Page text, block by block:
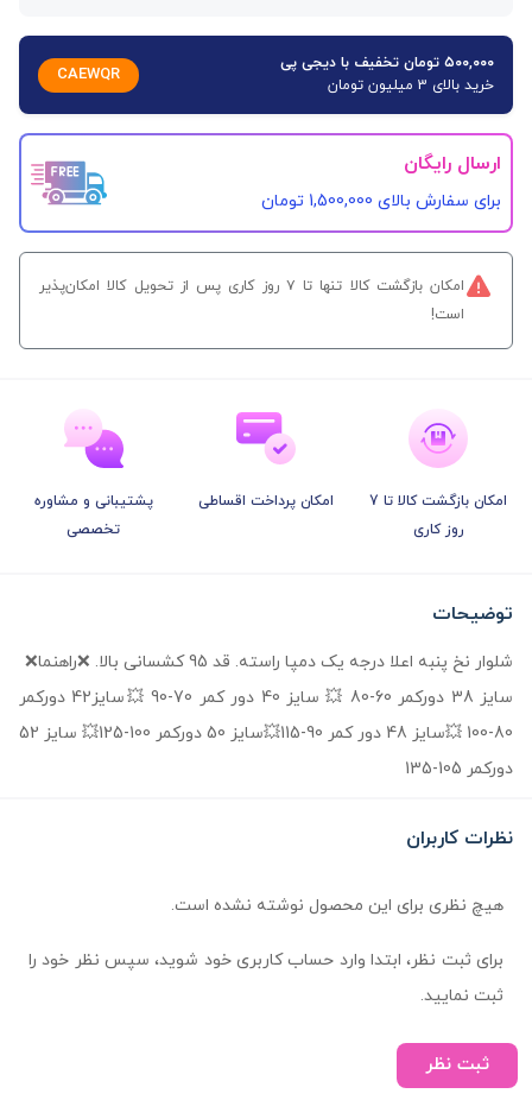
۵۰۰,۰۰۰ تومان تخفیف با دیجی پی
خرید بالای 3 میلیون تومان
CAEWQR
ارسال رایگان
برای سفارش‌ بالای 1,500,000 تومان
امکان بازگشت کالا تنها تا ۷ روز کاری پس از تحویل کالا امکان‌پذیر
است!
امکان بازگشت کالا تا 7
روز کاری
امکان پرداخت اقساطی
پشتیبانی و مشاوره
تخصصی
توضیحات
شلوار نخ پنبه اعلا درجه یک دمپا راسته. قد 95 کشسانی بالا. ❌راهنما❌
سایز 38 دورکمر 60-80 💥 سایز 40 دور کمر 70-90 💥سایز42 دورکمر
80-100 💥سایز 48 دور کمر 90-115💥سایز 50 دورکمر 100-125💥 سایز 52
دورکمر 105-135
نظرات کاربران
هیچ نظری برای این محصول نوشته نشده است.
برای ثبت نظر، ابتدا وارد حساب کاربری خود شوید، سپس نظر خود را
ثبت نمایید.
ثبت نظر